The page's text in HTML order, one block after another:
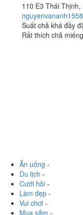
4.5 / 5Tý
Nem
Làm đẹp -
Vui chơi-
Mua sắm-
Giáo dục -
Dịch vụ